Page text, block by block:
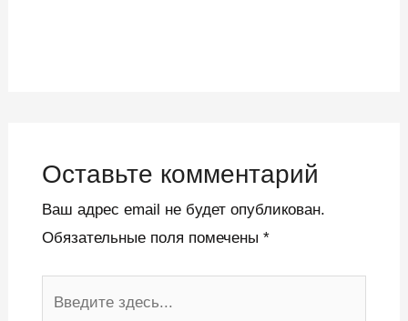
Оставьте комментарий
Ваш адрес email не будет опубликован.
Обязательные поля помечены *